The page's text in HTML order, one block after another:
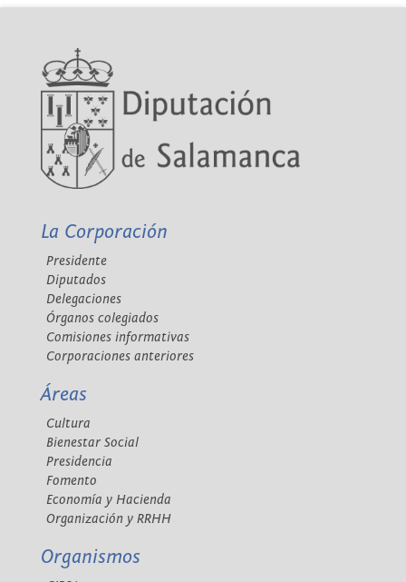
La Corporación
Presidente
Diputados
Delegaciones
Órganos colegiados
Comisiones informativas
Corporaciones anteriores
Áreas
Cultura
Bienestar Social
Presidencia
Fomento
Economía y Hacienda
Organización y RRHH
Organismos